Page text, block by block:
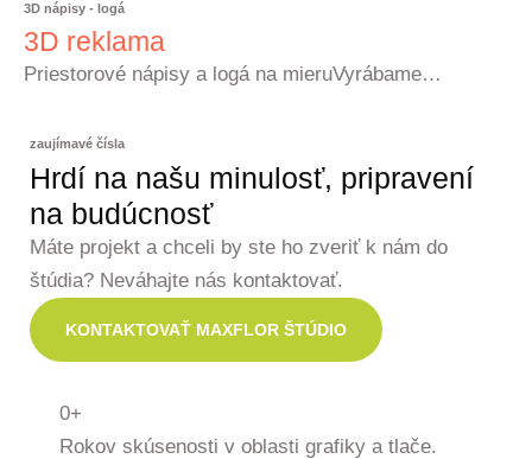
3D nápisy - logá
3D reklama
Priestorové nápisy a logá na mieruVyrábame…
zaujímavé čísla
Hrdí na našu minulosť, pripravení
na budúcnosť
Máte projekt a chceli by ste ho zveriť k nám do
štúdia? Neváhajte nás kontaktovať.
KONTAKTOVAŤ MAXFLOR ŠTÚDIO
0+
Rokov skúsenosti v oblasti grafiky a tlače.